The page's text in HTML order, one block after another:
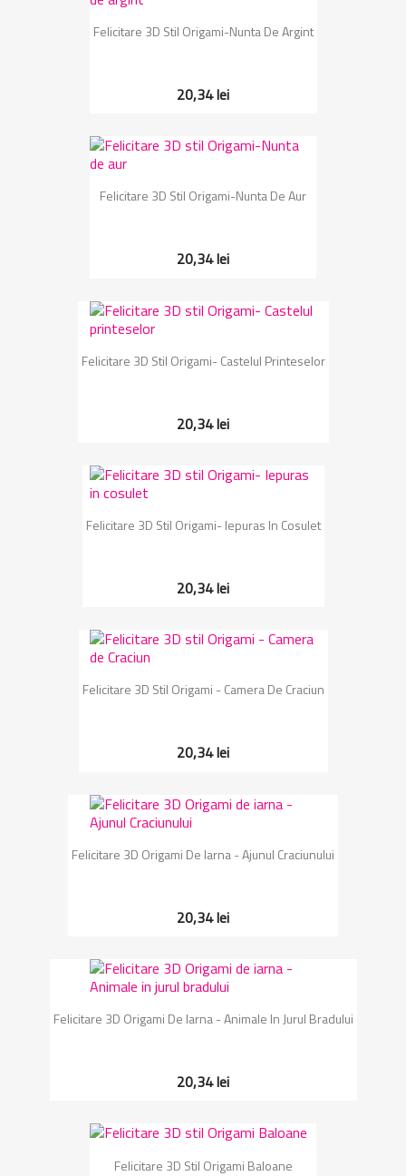
Felicitare 3D Stil Origami-Nunta De Argint
20,34 lei
Felicitare 3D Stil Origami-Nunta De Aur
20,34 lei
Felicitare 3D Stil Origami- Castelul Printeselor
20,34 lei
Felicitare 3D Stil Origami- Iepuras In Cosulet
20,34 lei
Felicitare 3D Stil Origami - Camera De Craciun
20,34 lei
Felicitare 3D Origami De Iarna - Ajunul Craciunului
20,34 lei
Felicitare 3D Origami De Iarna - Animale In Jurul Bradului
20,34 lei
Felicitare 3D Stil Origami Baloane